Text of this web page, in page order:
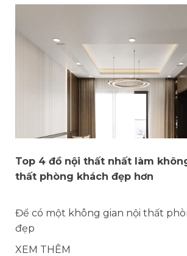
Top 4 đồ nội thất nhất làm
thất phòng khách đẹp hơn
Để có một không gian nội thất
đẹp
XEM THÊM